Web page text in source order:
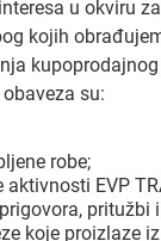
u okviru
kojih
su:
robe;
EVP
pritužbi
koje proizlaze